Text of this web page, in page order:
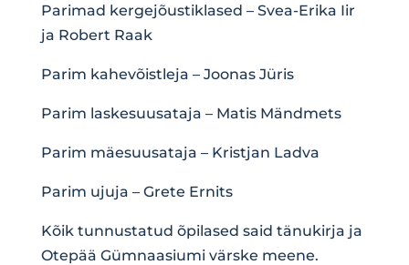
Parimad kergejõustiklased – Svea-Erika Iir
ja Robert Raak
Parim kahevõistleja – Joonas Jüris
Parim laskesuusataja – Matis Mändmets
Parim mäesuusataja – Kristjan Ladva
Parim ujuja – Grete Ernits
Kõik tunnustatud õpilased said tänukirja ja
Otepää Gümnaasiumi värske meene.